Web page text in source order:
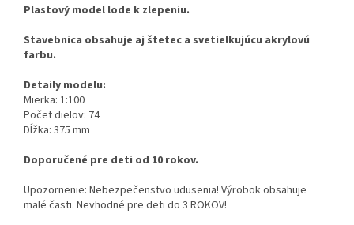
Plastový model lode k zlepeniu.
Stavebnica obsahuje aj štetec a svetielkujúcu akrylovú
farbu.
Detaily modelu:
Mierka: 1:100
Počet dielov: 74
Dĺžka: 375 mm
Doporučené pre deti od 10 rokov.
Upozornenie: Nebezpečenstvo udusenia! Výrobok obsahuje
malé časti. Nevhodné pre deti do 3 ROKOV!